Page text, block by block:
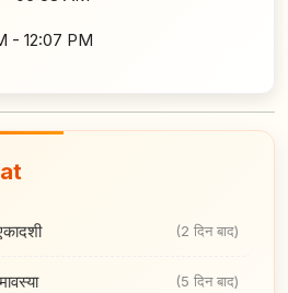
- 12:07 PM
(2 दिन बाद)
(5 दिन बाद)